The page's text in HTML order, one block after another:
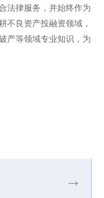
法律服务，并始终作为
不良资产投融资领域，
产等领域专业知识，为